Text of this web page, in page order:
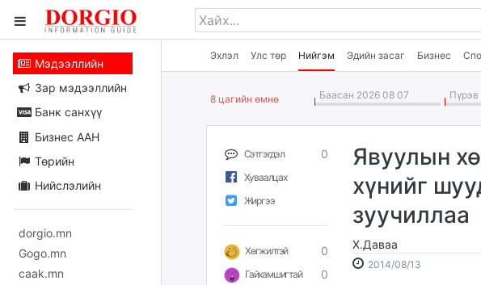
Эхлэл Улс төр Нийгэм Эдийн засаг Бизнес
Мэдээллийн
Зар мэдээллийн
Банк санхүү
Бизнес ААН
Төрийн
Нийслэлийн
dorgio.mn
Gogo.mn
caak.mn
8 цагийн өмнө Баасан 2026 08 07 Пүрэв
Сэтгэгдэл 0
Хуваалцах
Жиргээ
Хөгжилтэй 0
Гайхамшигтай 0
Явуулын
хүнийг
зуучиллаа
Х.Даваа
2014/08/13